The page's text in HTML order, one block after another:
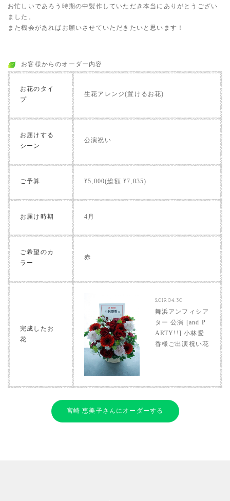
お忙しいであろう時期の中製作していただき本当にありがとうござい
ました。
また機会があればお願いさせていただきたいと思います！
お客様からのオーダー内容
お花のタイ
プ
生花アレンジ(置けるお花)
お届けする
シーン
公演祝い
ご予算 ¥5,000(総額 ¥7,035)
お届け時期 4月
ご希望のカ
ラー
赤
完成したお
花
2019.04.30
舞浜アンフィシア
ター 公演 [and P
ARTY!!] 小林愛
香様ご出演祝い花
宮崎 恵美子さんにオーダーする